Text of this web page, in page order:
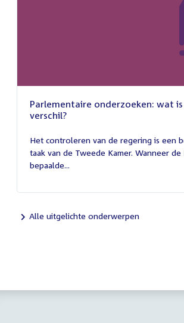
Parlementaire onderzoeken: wat
verschil?
juli
2026
Het controleren van de regering is een
taak van de Tweede Kamer. Wanneer de
bepaalde...
Alle uitgelichte onderwerpen